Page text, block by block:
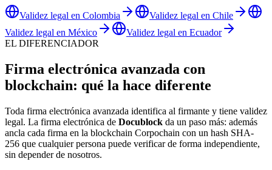
Validez legal en Colombia
Validez legal en Chile
Validez legal en México
Validez legal en Ecuador
EL DIFERENCIADOR
Firma electrónica avanzada con
blockchain: qué la hace diferente
Toda firma electrónica avanzada identifica al firmante y tiene validez
legal. La firma electrónica de Docublock da un paso más: además
ancla cada firma en la blockchain Corpochain con un hash SHA-
256 que cualquier persona puede verificar de forma independiente,
sin depender de nosotros.